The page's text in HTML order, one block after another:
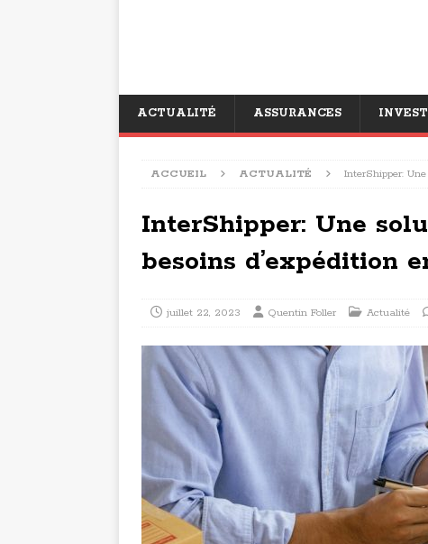
ACTUALITÉ ASSURANCES
ACCUEIL ACTUALITÉ InterShipper:
InterShipper: Une
besoins d’expédition
juillet 22, 2023 Quentin Foller Actualité